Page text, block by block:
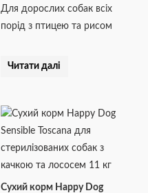
Для дорослих собак всіх
порід з птицею та рисом
Читати далі
Сухий корм Happy Dog